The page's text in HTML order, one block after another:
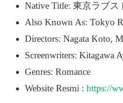
Native Title: 東京ラブス
Also Known As: Tokyo
Directors: Nagata Koto,
Screenwriters: Kitagawa
Genres: Romance
Website Resmi : https://